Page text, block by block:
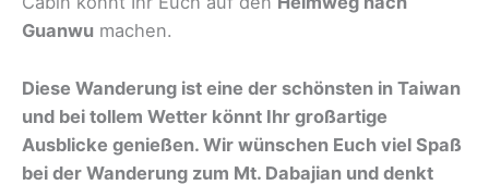
Guanwu machen.
Diese Wanderung ist eine der schönsten in Taiwan
und bei tollem Wetter könnt Ihr großartige
Ausblicke genießen. Wir wünschen Euch viel Spaß
bei der Wanderung zum Mt. Dabajian und denkt